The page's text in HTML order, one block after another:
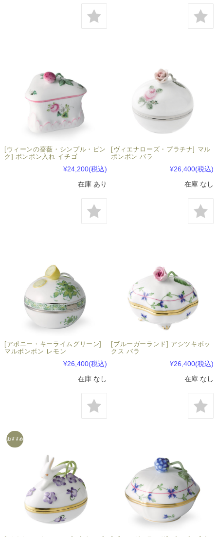
[ウィーンの薔薇・シンプル・ピン
ク] ボンボン入れ イチゴ
¥24,200(税込)
在庫 あり
[ヴィエナローズ・プラチナ] マル
ボンボン バラ
¥26,400(税込)
在庫 なし
[アポニー・キーライムグリーン]
マルボンボン レモン
¥26,400(税込)
在庫 なし
[ブルーガーランド] アシツキボッ
クス バラ
¥26,400(税込)
在庫 なし